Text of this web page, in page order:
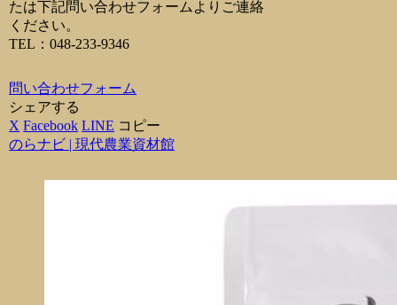
たは下記問い合わせフォームよりご連絡
ください。
TEL：048-233-9346
問い合わせフォーム
シェアする
X Facebook LINE コピー
のらナビ | 現代農業資材館